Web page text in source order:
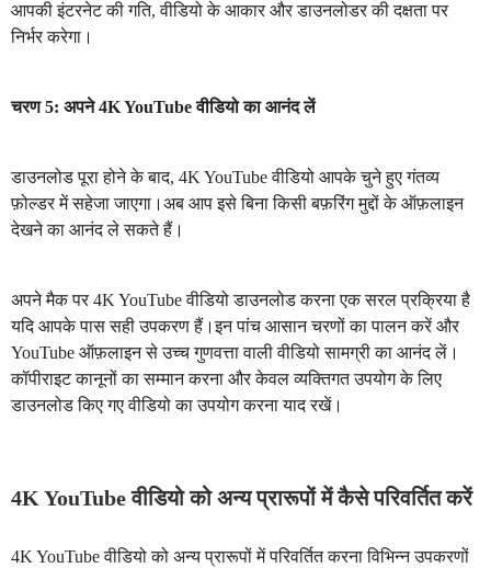
आपकी इंटरनेट की गति, वीडियो के आकार और डाउनलोडर की दक्षता पर
निर्भर करेगा।
चरण 5: अपने 4K YouTube वीडियो का आनंद लें
डाउनलोड पूरा होने के बाद, 4K YouTube वीडियो आपके चुने हुए गंतव्य
फ़ोल्डर में सहेजा जाएगा।अब आप इसे बिना किसी बफ़रिंग मुद्दों के ऑफ़लाइन
देखने का आनंद ले सकते हैं।
अपने मैक पर 4K YouTube वीडियो डाउनलोड करना एक सरल प्रक्रिया है
यदि आपके पास सही उपकरण हैं।इन पांच आसान चरणों का पालन करें और
YouTube ऑफ़लाइन से उच्च गुणवत्ता वाली वीडियो सामग्री का आनंद लें।
कॉपीराइट कानूनों का सम्मान करना और केवल व्यक्तिगत उपयोग के लिए
डाउनलोड किए गए वीडियो का उपयोग करना याद रखें।
4K YouTube वीडियो को अन्य प्रारूपों में कैसे परिवर्तित करें
4K YouTube वीडियो को अन्य प्रारूपों में परिवर्तित करना विभिन्न उपकरणों